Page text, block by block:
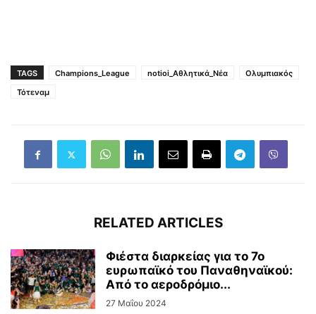
TAGS Champions_League notioi_Αθλητικά_Νέα
Ολυμπιακός
Τότεναμ
RELATED ARTICLES
Φιέστα διαρκείας για το 7ο
ευρωπαϊκό του Παναθηναϊκού:
Από το αεροδρόμιο...
27 Μαΐου 2024